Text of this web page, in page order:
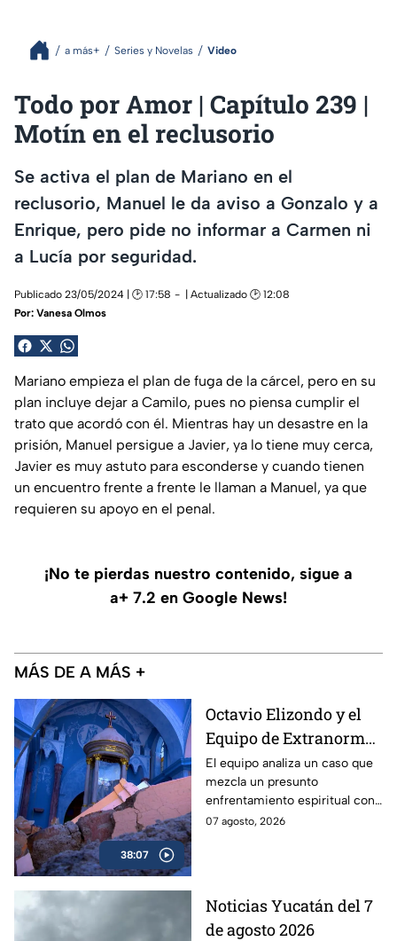
a más+ Series y Novelas Video
Todo por Amor | Capítulo 239 |
Motín en el reclusorio
Se activa el plan de Mariano en el
reclusorio, Manuel le da aviso a Gonzalo y a
Enrique, pero pide no informar a Carmen ni
a Lucía por seguridad.
Publicado 23/05/2024 | 🕑 17:58
| Actualizado 🕑 12:08
Por: Vanesa Olmos
Mariano empieza el plan de fuga de la cárcel, pero en su
plan incluye dejar a Camilo, pues no piensa cumplir el
trato que acordó con él. Mientras hay un desastre en la
prisión, Manuel persigue a Javier, ya lo tiene muy cerca,
Javier es muy astuto para esconderse y cuando tienen
un encuentro frente a frente le llaman a Manuel, ya que
requieren su apoyo en el penal.
¡No te pierdas nuestro contenido, sigue a
a+ 7.2 en Google News!
MÁS DE A MÁS +
38:07
Octavio Elizondo y el
Equipo de Extranormal
investigan el colapso
de un templo y una
presunta batalla
espiritual
El equipo analiza un caso que
mezcla un presunto
enfrentamiento espiritual con
el derrumbe de un histórico
07 agosto, 2026
Noticias Yucatán del 7
de agosto 2026